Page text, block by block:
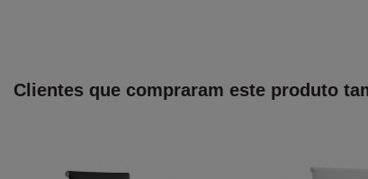
Clientes que compraram este produto